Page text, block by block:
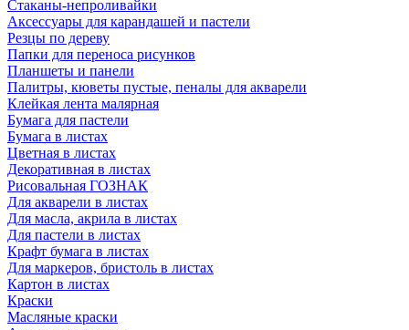
Стаканы-непроливайки
Аксессуары для карандашей и пастели
Резцы по дереву
Папки для переноса рисунков
Планшеты и панели
Палитры, кюветы пустые, пеналы для акварели
Клейкая лента малярная
Бумага для пастели
Бумага в листах
Цветная в листах
Декоративная в листах
Рисовальная ГОЗНАК
Для акварели в листах
Для масла, акрила в листах
Для пастели в листах
Крафт бумага в листах
Для маркеров, бристоль в листах
Картон в листах
Краски
Масляные краски